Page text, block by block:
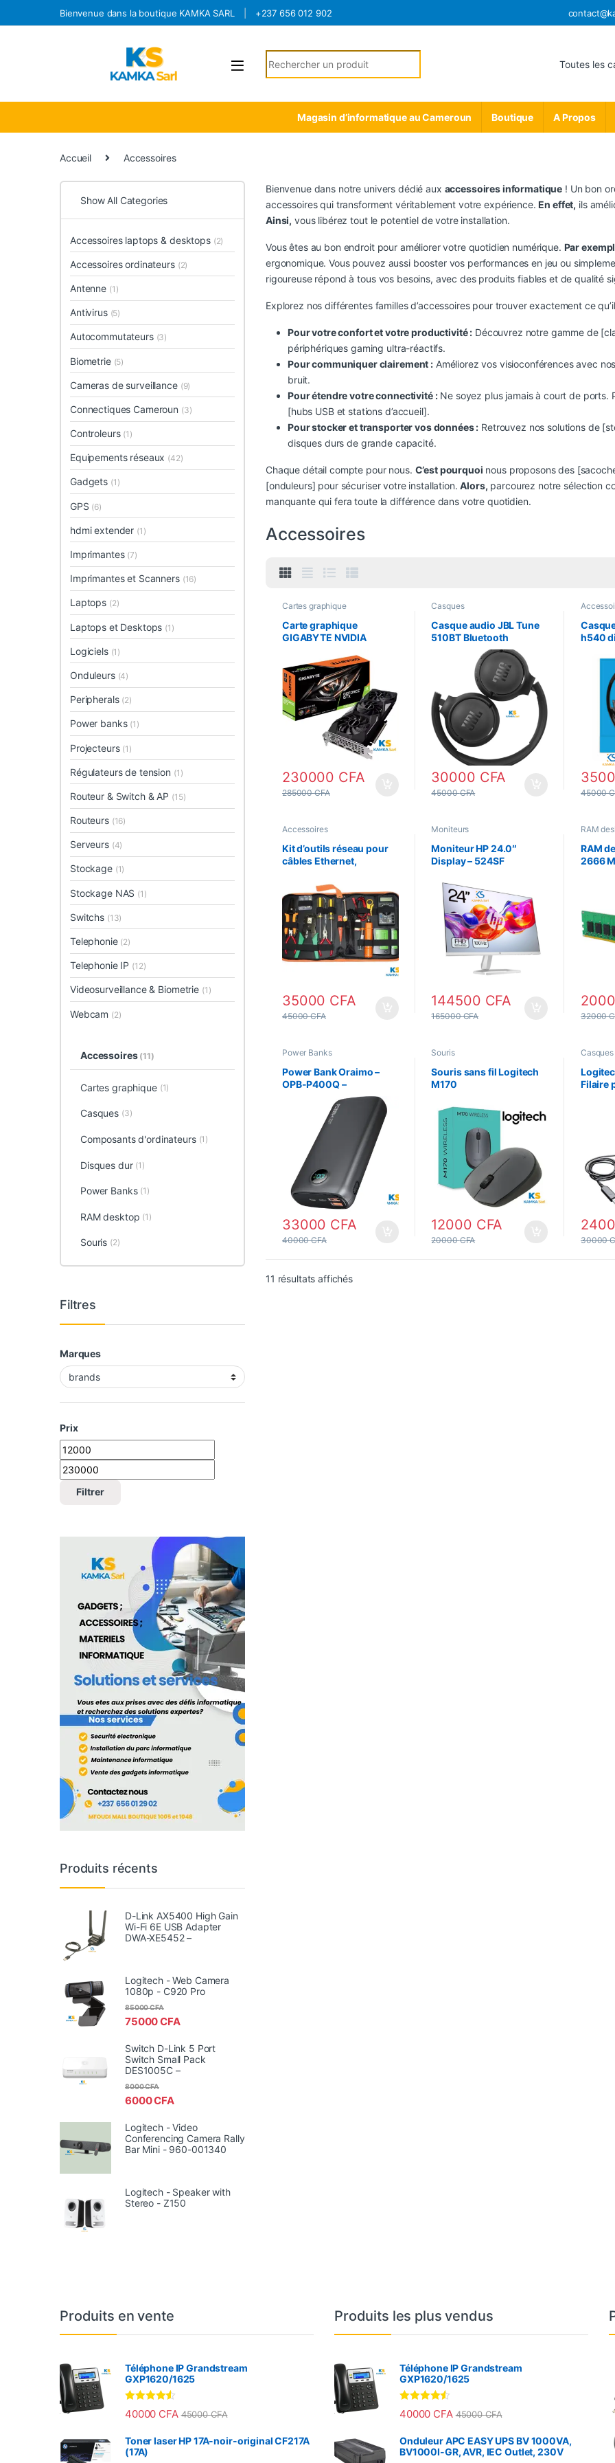
Skip to navigation
Skip to contentBienvenue dans la boutique KAMKA SARL +237 656 012 902
Search for:
Magasin d’informatique au Cameroun Boutique A Propos
Accueil Accessoires
Bienvenue dans notre univers dédié aux accessoires informatique ! Un bon
accessoires qui transforment véritablement votre expérience.En effet, ils
Ainsi, vous libérez tout le potentiel de votre installation.
Vous êtes au bon endroit pour améliorer votre quotidien numérique. Par
ergonomique. Vous pouvez aussi booster vos performances en jeu ou
rigoureuse répond à tous vos besoins, avec des produits fiables et de qualité
Explorez nos différentes familles d’accessoires pour trouver exactement ce
Pour votre confort et votre productivité : Découvrez notre gamme de
périphériques gaming ultra-réactifs.
Pour communiquer clairement :Améliorez vos visioconférences avec
bruit.
Pour étendre votre connectivité :Ne soyez plus jamais à court de ports.
[hubs USB et stations d’accueil].
Pour stocker et transporter vos données : Retrouvez nos solutions de
disques durs de grande capacité.
Chaque détail compte pour nous. C’est pourquoi nous proposons des
[onduleurs] pour sécuriser votre installation.Alors, parcourez notre sélection
manquante qui fera toute la différence dans votre quotidien.
Accessoires
Cartes graphique
Carte graphique
GIGABYTE NVIDIA
SUPER GAMING OC 6GO
GDDR6
230000 CFA
285000CFA
Casques
Casque audio JBL Tune
510BT Bluetooth
30000 CFA
45000CFA
h540
45000
Accessoires
Kit d’outils réseau pour
câbles Ethernet,
télécommunications
LAN, sertissage
électrique, Kit d’outils
réseau rj45
35000 CFA
45000CFA
Moniteurs
Moniteur HP 24.0″
Display – 524SF
144500 CFA
165000CFA
RAM
RAM
2666
32000
Power Banks
Power Bank Oraimo –
OPB-P400Q –
40000mAh Dual USB,
fast charge
33000 CFA
40000CFA
Souris
Souris sans fil Logitech
M170
12000 CFA
20000CFA
Casques
Filaire
30000
11 résultats affichés
Show All Categories
Accessoires laptops & desktops (2)
Accessoires ordinateurs (2)
Antenne (1)
Antivirus (5)
Autocommutateurs (3)
Biometrie (5)
Cameras de surveillance (9)
Connectiques Cameroun (3)
Controleurs (1)
Equipements réseaux (42)
Gadgets (1)
GPS (6)
hdmi extender (1)
Imprimantes (7)
Imprimantes et Scanners (16)
Laptops (2)
Laptops et Desktops (1)
Logiciels (1)
Onduleurs (4)
Peripherals (2)
Power banks (1)
Projecteurs (1)
Régulateurs de tension (1)
Routeur & Switch & AP (15)
Routeurs (16)
Serveurs (4)
Stockage (1)
Stockage NAS (1)
Switchs (13)
Telephonie (2)
Telephonie IP (12)
Videosurveillance & Biometrie (1)
Webcam (2)
Accessoires (11)
Cartes graphique (1)
Casques (3)
Composants d'ordinateurs (1)
Disques dur (1)
Power Banks (1)
RAM desktop (1)
Souris (2)
Filtres
Marques
Prix
Prix min
Prix max
Filtrer
Produits récents
D-Link AX5400 High Gain
Wi-Fi 6E USB Adapter
DWA-XE5452 –
Logitech - Web Camera
1080p - C920 Pro
75000CFA
85000CFA
Switch D-Link 5 Port
Switch Small Pack
DES1005C –
6000CFA
8000CFA
Logitech - Video
Conferencing Camera Rally
Bar Mini - 960-001340
Logitech - Speaker with
Stereo - Z150
Produits en vente
Téléphone IP Grandstream
GXP1620/1625
Note4.33
sur 5
40000 CFA 45000CFA
Toner laser HP 17A-noir-original CF217A
(17A)
Produits les plus vendus
Téléphone IP Grandstream
GXP1620/1625
Note4.33
sur 5
40000 CFA 45000CFA
Onduleur APC EASY UPS BV 1000VA,
BV1000I-GR, AVR, IEC Outlet, 230V